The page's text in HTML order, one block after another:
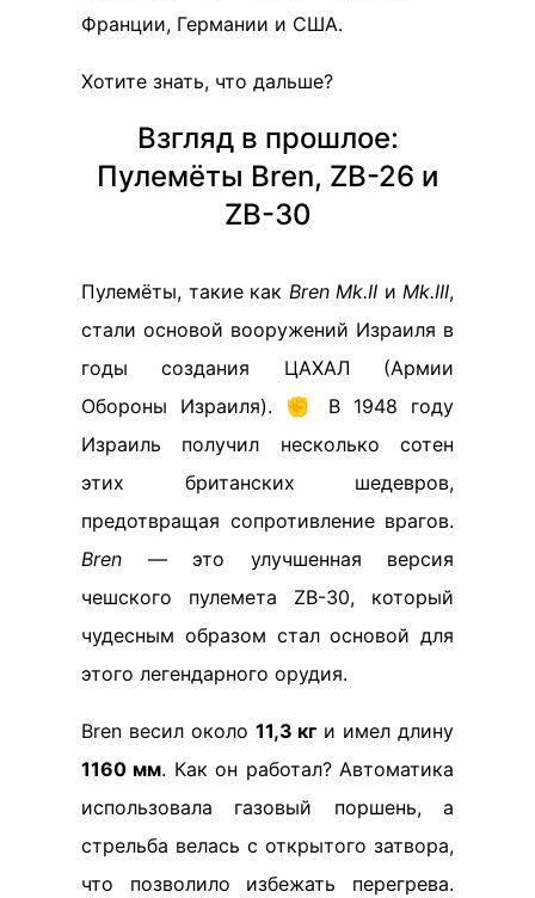
Франции, Германии и США.
Хотите знать, что дальше?
Взгляд в прошлое:
Пулемёты Bren, ZB-26 и
ZB-30
Пулемёты, такие как Bren Mk.II и Mk.III,
стали основой вооружений Израиля в
годы создания ЦАХАЛ (Армии
Обороны Израиля). ✊ В 1948 году
Израиль получил несколько сотен
этих британских шедевров,
предотвращая сопротивление врагов.
Bren — это улучшенная версия
чешского пулемета ZB-30, который
чудесным образом стал основой для
этого легендарного орудия.
Bren весил около 11,3 кг и имел длину
1160 мм. Как он работал? Автоматика
использовала газовый поршень, а
стрельба велась с открытого затвора,
что позволило избежать перегрева.